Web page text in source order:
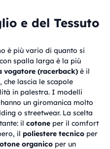
e del Tessuto
è più vario di quanto si
con spalla larga è la più
vogatore (racerback) è il
che lascia le scapole
in palestra. I modelli
hanno un giromanica molto
o streetwear. La scelta
il cotone per il comfort
il poliestere tecnico per
organico per un